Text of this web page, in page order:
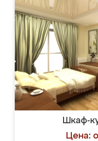
Шкаф-
Цена: